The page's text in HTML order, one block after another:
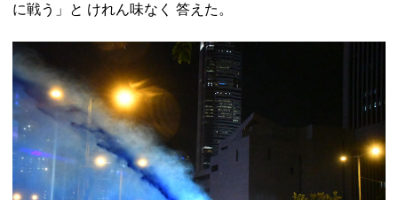
に戦う」と けれん味なく 答えた。